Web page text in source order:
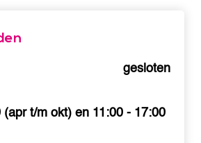
gesloten
t/m okt) en 11:00 - 17:00